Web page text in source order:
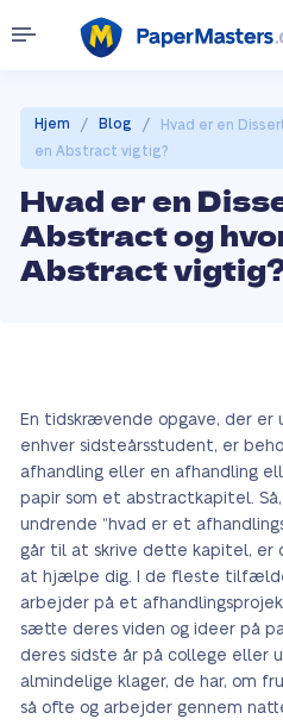
Hjem / Blog /
Hvad er en
en Abstract vigtig?
Hvad er en
Abstract og
Abstract
En tidskrævende opgave, der er
enhver sidsteårsstudent, er
afhandling eller en afhandling
papir som et abstractkapitel.
undrende “hvad er et
går til at skrive dette kapitel, er
at hjælpe dig. I de fleste
arbejder på et
sætte deres viden og ideer på
deres sidste år på college eller
almindelige klager, de har, om
så ofte og arbejder gennem